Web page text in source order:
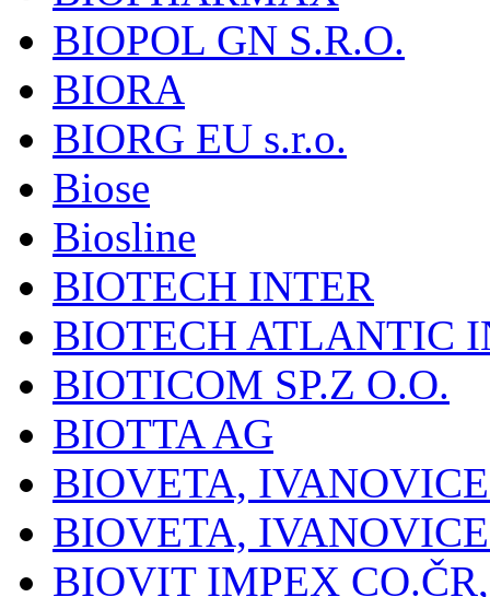
BIOPOL GN S.R.O.
BIORA
BIORG EU s.r.o.
Biose
Biosline
BIOTECH INTER
BIOTECH ATLANTIC
BIOTICOM SP.Z O.O.
BIOTTA AG
BIOVETA,
BIOVETA,
BIOVIT IMPEX